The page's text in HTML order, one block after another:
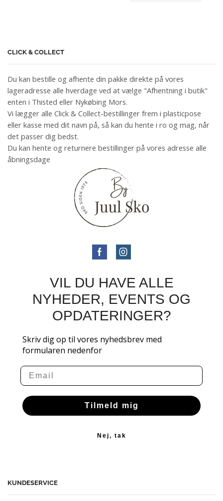
CLICK & COLLECT
Du kan bestille og afhente din pakke direkte på vores
lageradresse alle hverdage ved at vælge "Afhentning i butik"
enten i Thisted eller Nykøbing Mors.
Vi lægger alle Click & Collect-bestillinger frem i plasticpose
eller kasse med dit navn på, så kan du hente i ro og mag, når
det passer dig bedst.
Du kan hente og returnere bestillinger på vores adresse alle
åbningsdage
VIL DU HAVE ALLE
NYHEDER, EVENTS OG
OPDATERINGER?
Skriv dig op til vores nyhedsbrev med
formularen nedenfor
Email
Tilmeld mig
Nej, tak
KUNDESERVICE